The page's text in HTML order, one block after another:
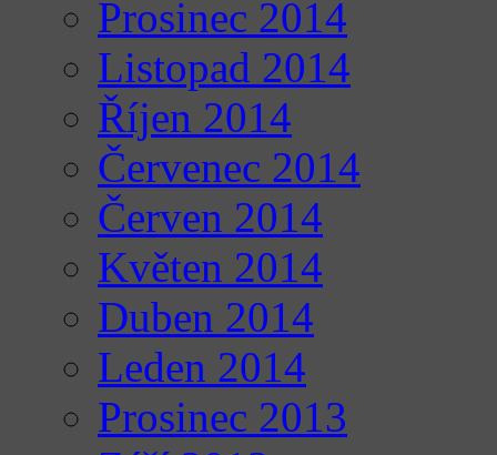
Prosinec 2014
Listopad 2014
Říjen 2014
Červenec 2014
Červen 2014
Květen 2014
Duben 2014
Leden 2014
Prosinec 2013